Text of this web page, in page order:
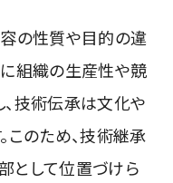
の性質や目的の違
組織の生産性や競
技術伝承は文化や
このため、技術継承
として位置づけら